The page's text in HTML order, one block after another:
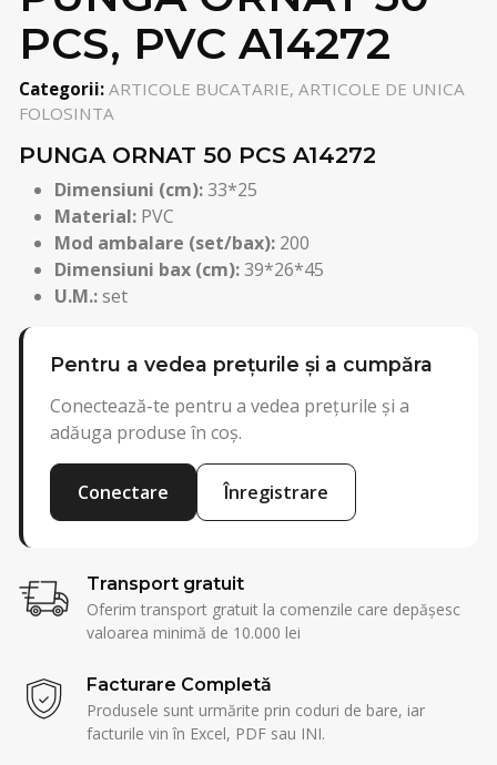
PCS, PVC A14272
Categorii: ARTICOLE BUCATARIE, ARTICOLE DE UNICA
FOLOSINTA
PUNGA ORNAT 50 PCS A14272
Dimensiuni (cm):33*25
Material: PVC
Mod ambalare (set/bax): 200
Dimensiuni bax (cm):39*26*45
U.M.:set
Pentru a vedea prețurile și a cumpăra
Conectează-te pentru a vedea prețurile și a
adăuga produse în coș.
Conectare Înregistrare
Transport gratuit
Oferim transport gratuit la comenzile care depășesc
valoarea minimă de 10.000 lei
Facturare Completă
Produsele sunt urmărite prin coduri de bare, iar
facturile vin în Excel, PDF sau INI.